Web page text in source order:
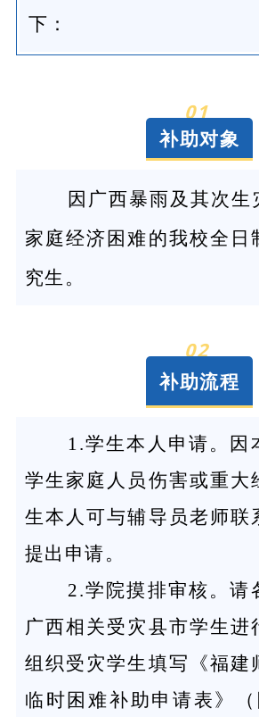
下：
01
补助对象
因 广西暴雨及 其次生
家庭经济困难的我校全日
究生。
02
补助流程
1.学生本人申请。因
学生家庭人员伤害或重大
生本人可与辅导员老师联
提出申请。
2.学院摸排审核。请
广西相关受灾县市学生进
组织受灾学生填写《福建
临时困难补助申请表》